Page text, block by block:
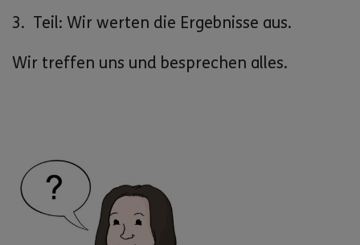
3. Teil: Wir werten die Ergebnisse aus.
Wir treffen uns und besprechen alles.